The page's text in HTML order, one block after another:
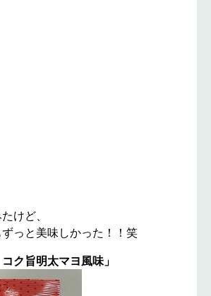
けど、
っと美味しかった！！笑
ク旨明太マヨ風味」